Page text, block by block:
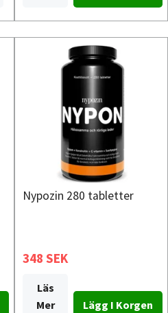
Nypozin 280 tabletter
348 SEK
Läs
Mer